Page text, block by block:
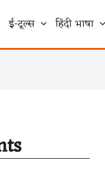
ई-टूल्स हिंदी भाषा